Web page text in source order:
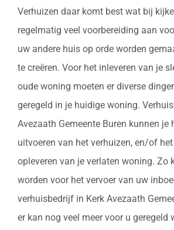
Verhuizen daar komt best wat bij
regelmatig veel voorbereiding aan
uw andere huis op orde worden
te creëren. Voor het inleveren van je
oude woning moeten er diverse
geregeld in je huidige woning.
Avezaath Gemeente Buren kunnen je
uitvoeren van het verhuizen, en/of
opleveren van je verlaten woning. Zo
worden voor het vervoer van uw
verhuisbedrijf in Kerk Avezaath
er kan nog veel meer voor u geregeld